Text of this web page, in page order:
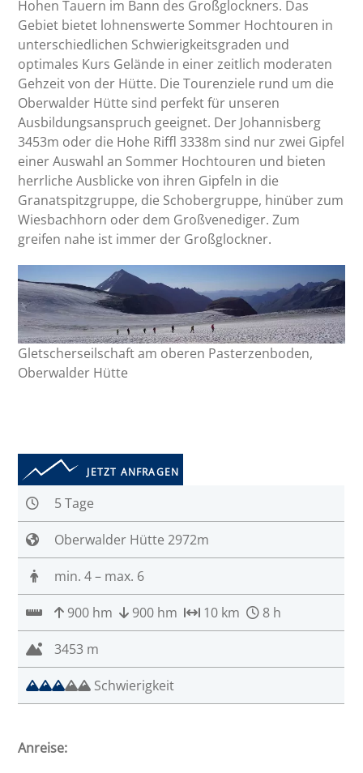
Hohen Tauern im Bann des Großglockners. Das
Gebiet bietet lohnenswerte Sommer Hochtouren in
unterschiedlichen Schwierigkeitsgraden und
optimales Kurs Gelände in einer zeitlich moderaten
Gehzeit von der Hütte. Die Tourenziele rund um die
Oberwalder Hütte sind perfekt für unseren
Ausbildungsanspruch geeignet. Der Johannisberg
3453m oder die Hohe Riffl 3338m sind nur zwei Gipfel
einer Auswahl an Sommer Hochtouren und bieten
herrliche Ausblicke von ihren Gipfeln in die
Granatspitzgruppe, die Schobergruppe, hinüber zum
Wiesbachhorn oder dem Großvenediger. Zum
greifen nahe ist immer der Großglockner.
Gletscherseilschaft am oberen Pasterzenboden,
Oberwalder Hütte
JETZT ANFRAGEN
5 Tage
Oberwalder Hütte 2972m
min. 4 – max. 6
900 hm 900 hm 10 km 8 h
3453 m
Schwierigkeit
Anreise: